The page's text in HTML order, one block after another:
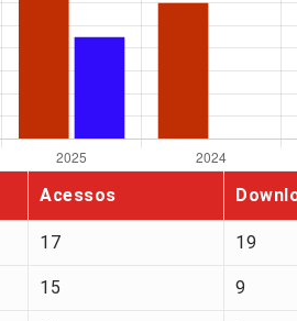
Acessos
17 19
15 9